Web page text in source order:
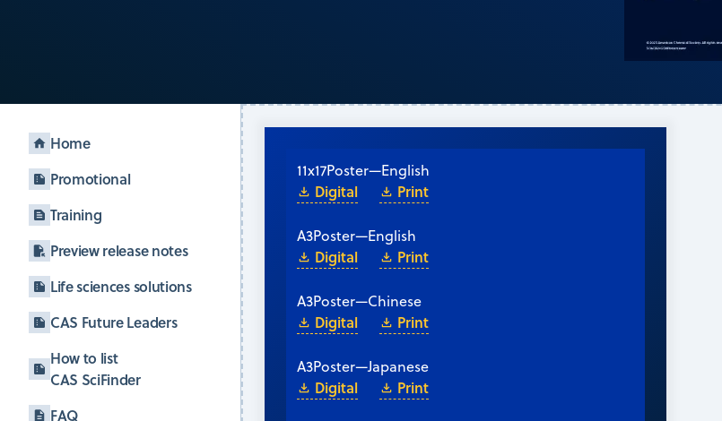
Home
Promotional
Training
Preview release notes
Life sciences solutions
CAS Future Leaders
How to list
CAS SciFinder
FAQ
11x17Poster—English
Digital Print
A3Poster—English
Digital Print
A3Poster—Chinese
Digital Print
A3Poster—Japanese
Digital Print